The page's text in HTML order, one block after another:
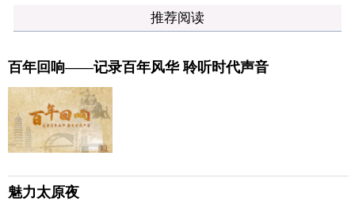
推荐阅读
百年回响——记录百年风华 聆听时代声音
魅力太原夜